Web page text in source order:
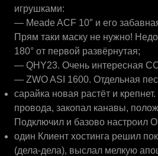
игрушками:
— Meade ACF 10″ и его
Прям таки маску не нужно!
180° от первой развёрнутая;
— QHY23. Очень интересная
— ZWO ASI 1600. Отдельная
сарайка новая растёт и
провода, закопал канавы,
Подключил и базово настроил
один Клиент хостинга решил
(дела-дела), выслал мелкую